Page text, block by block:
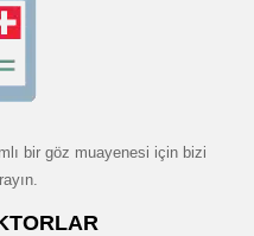
bir göz muayenesi için bizi